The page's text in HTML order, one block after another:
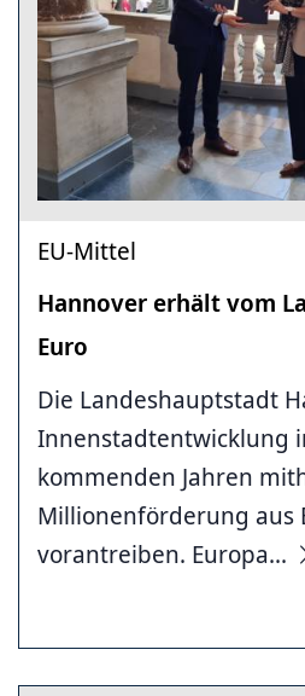
EU-Mittel
Hannover erhält vom
Euro
Die Landeshauptstadt
Innenstadtentwicklung
kommenden Jahren
Millionenförderung aus
vorantreiben. Europa...